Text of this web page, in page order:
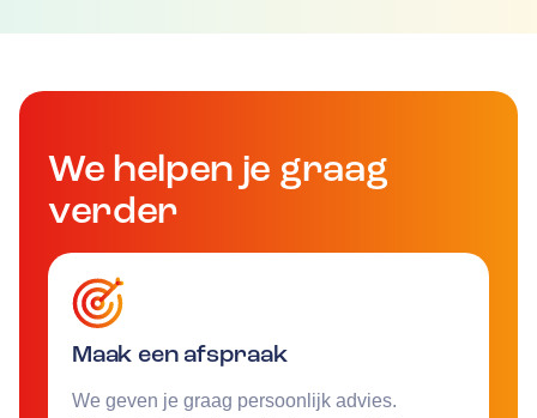
We helpen je graag
verder
Maak een afspraak
We geven je graag persoonlijk advies.